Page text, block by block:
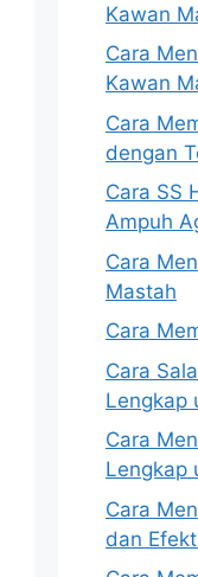
Kawan
Cara
Kawan
Cara
dengan
Cara SS
Ampuh
Cara
Mastah
Cara
Cara
Lengkap
Cara
Lengkap
Cara
dan